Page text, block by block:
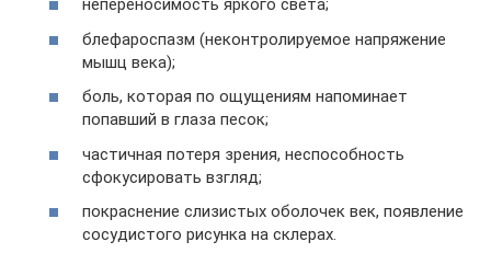
непереносимость яркого света;
блефароспазм (неконтролируемое напряжение
мышц века);
боль, которая по ощущениям напоминает
попавший в глаза песок;
частичная потеря зрения, неспособность
сфокусировать взгляд;
покраснение слизистых оболочек век, появление
сосудистого рисунка на склерах.